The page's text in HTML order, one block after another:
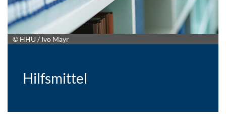
© HHU / Ivo Mayr
Hilfsmittel